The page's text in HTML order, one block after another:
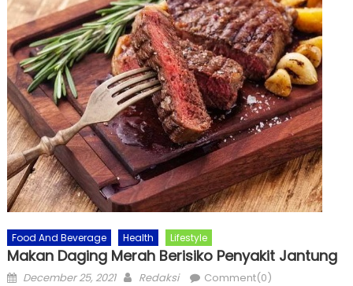
Food And Beverage Health Lifestyle
Makan Daging Merah Berisiko Penyakit Jantung
Posted
December 25, 2021 Author
Redaksi Comment(0)